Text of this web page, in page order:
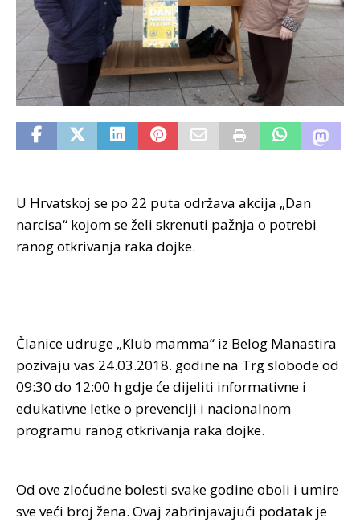
U Hrvatskoj se po 22 puta održava akcija „Dan
narcisa“ kojom se želi skrenuti pažnja o potrebi
ranog otkrivanja raka dojke.
Članice udruge „Klub mamma“ iz Belog Manastira
pozivaju vas 24.03.2018. godine na Trg slobode od
09:30 do 12:00 h gdje će dijeliti informativne i
edukativne letke o prevenciji i nacionalnom
programu ranog otkrivanja raka dojke.
Od ove zloćudne bolesti svake godine oboli i umire
sve veći broj žena. Ovaj zabrinjavajući podatak je